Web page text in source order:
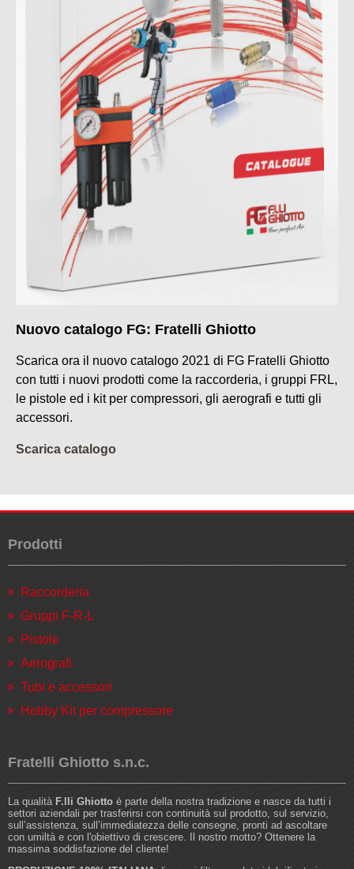
Nuovo catalogo FG: Fratelli Ghiotto
Scarica ora il nuovo catalogo 2021 di FG Fratelli Ghiotto
con tutti i nuovi prodotti come la raccorderia, i gruppi FRL,
le pistole ed i kit per compressori, gli aerografi e tutti gli
accessori.
Scarica catalogo
Prodotti
Raccorderia
Gruppi F-R-L
Pistole
Aerografi
Tubi e accessori
Hobby Kit per compressore
Fratelli Ghiotto s.n.c.
La qualità F.lli Ghiotto è parte della nostra tradizione e nasce da tutti i
settori aziendali per trasferirsi con continuità sul prodotto, sul servizio,
sull’assistenza, sull’immediatezza delle consegne, pronti ad ascoltare
con umiltà e con l'obiettivo di crescere. Il nostro motto? Ottenere la
massima soddisfazione del cliente!